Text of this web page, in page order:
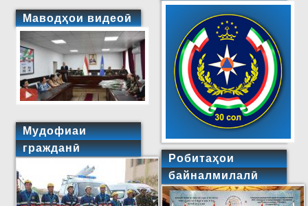
Маводҳои видеоӣ
Мудофиаи
гражданӣ
Робитаҳои
байналмилалӣ